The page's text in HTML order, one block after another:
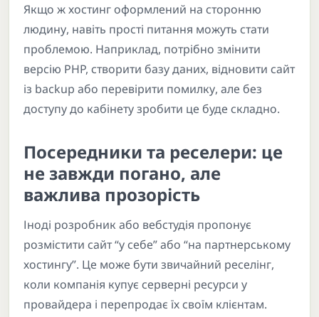
Якщо ж хостинг оформлений на сторонню
людину, навіть прості питання можуть стати
проблемою. Наприклад, потрібно змінити
версію PHP, створити базу даних, відновити сайт
із backup або перевірити помилку, але без
доступу до кабінету зробити це буде складно.
Посередники та реселери: це
не завжди погано, але
важлива прозорість
Іноді розробник або вебстудія пропонує
розмістити сайт “у себе” або “на партнерському
хостингу”. Це може бути звичайний реселінг,
коли компанія купує серверні ресурси у
провайдера і перепродає їх своїм клієнтам.